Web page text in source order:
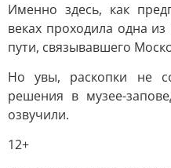
Именно здесь, как
веках проходила одна
пути, связывавшего
Но увы, раскопки не
решения в музее-
озвучили.
12+